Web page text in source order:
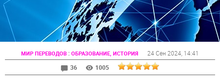
МИР ПЕРЕВОДОВ : ОБРАЗОВАНИЕ, ИСТОРИЯ 24 Сен 2024 , 14:41
36
1005